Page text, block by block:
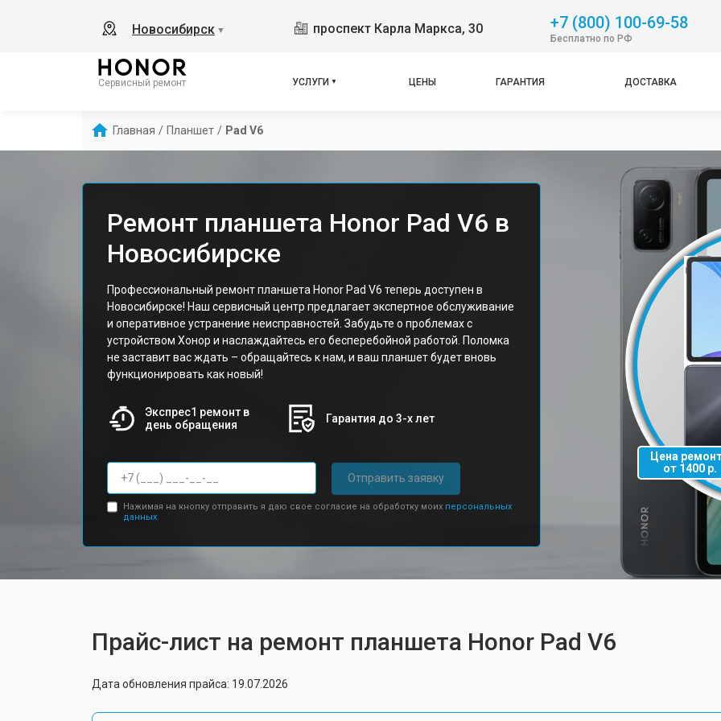
Новосибирск ▼ проспект Карла Маркса, 30 +7 (800) 100-69-58
Бесплатно по РФ
Сервисный ремонт УСЛУГИ ЦЕНЫ ГАРАНТИЯ ДОСТАВКА
Главная / Планшет / Pad V6
Ремонт планшета Honor Pad V6 в
Новосибирске
Профессиональный ремонт планшета Honor Pad V6 теперь доступен в
Новосибирске! Наш сервисный центр предлагает экспертное обслуживание
и оперативное устранение неисправностей. Забудьте о проблемах с
устройством Хонор и наслаждайтесь его бесперебойной работой. Поломка
не заставит вас ждать – обращайтесь к нам, и ваш планшет будет вновь
функционировать как новый!
Экспрес1 ремонт в
день обращения
Гарантия до 3-х лет
Отправить заявку
Нажимая на кнопку отправить я даю свое согласие на обработку моих персональных
данных.
Цена
от 1400 р.
Прайс-лист на ремонт планшета Honor Pad V6
Дата обновления прайса: 19.07.2026